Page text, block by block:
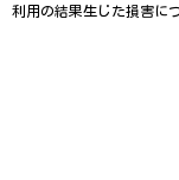
利用の結果生じた損害に